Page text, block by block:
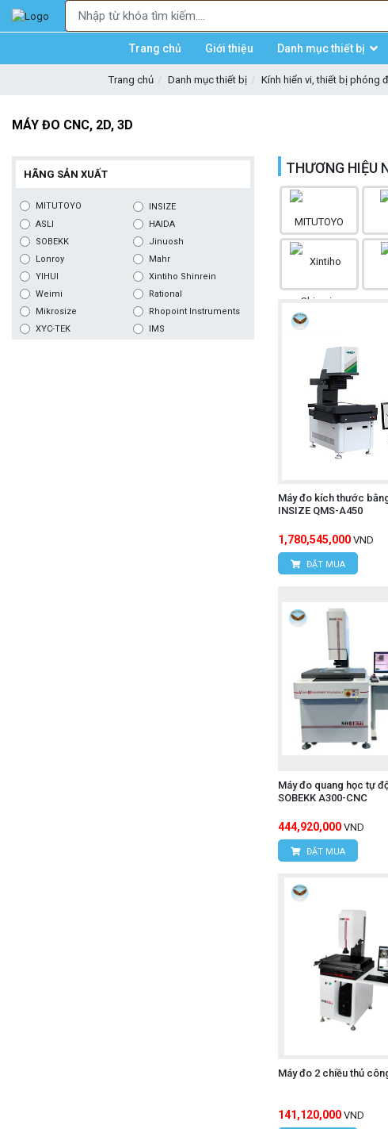
Trang chủ Giới thiệu Danh mục thiết bị
Trang chủ Danh mục thiết bị Kính hiển vi, thiết bị phóng
MÁY ĐO CNC, 2D, 3D
THƯƠNG HIỆU
Máy đo kích thước
INSIZE QMS-A450
1,780,545,000 VND
ĐẶT MUA
Máy đo quang học tự
SOBEKK A300-CNC
444,920,000 VND
ĐẶT MUA
Máy đo 2 chiều thủ
141,120,000 VND
HÃNG SẢN XUẤT
MITUTOYO
INSIZE
ASLI
HAIDA
SOBEKK
Jinuosh
Lonroy
Mahr
YIHUI
Xintiho Shinrein
Weimi
Rational
Mikrosize
Rhopoint Instruments
XYC-TEK
IMS